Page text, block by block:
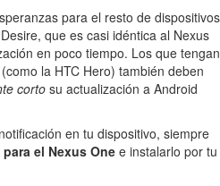
para el resto de dispositivos
que es casi idéntica al Nexus
en poco tiempo. Los que tengan
la HTC Hero) también deben
corto su actualización a Android
en tu dispositivo, siempre
el Nexus One e instalarlo por tu